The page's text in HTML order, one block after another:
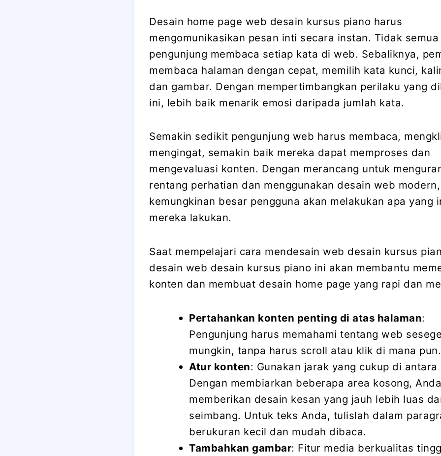
Desain home page web desain kursus piano harus
mengomunikasikan pesan inti secara instan. Tidak semua
pengunjung membaca setiap kata di web. Sebaliknya,
membaca halaman dengan cepat, memilih kata kunci,
dan gambar. Dengan mempertimbangkan perilaku yang
ini, lebih baik menarik emosi daripada jumlah kata.
Semakin sedikit pengunjung web harus membaca,
mengingat, semakin baik mereka dapat memproses dan
mengevaluasi konten. Dengan merancang untuk
rentang perhatian dan menggunakan desain web modern,
kemungkinan besar pengguna akan melakukan apa yang
mereka lakukan.
Saat mempelajari cara mendesain web desain kursus
desain web desain kursus piano ini akan membantu
konten dan membuat desain home page yang rapi dan
Pertahankan konten penting di atas halaman:
Pengunjung harus memahami tentang web
mungkin, tanpa harus scroll atau klik di mana pun.
Atur konten: Gunakan jarak yang cukup di antara
Dengan membiarkan beberapa area kosong,
memberikan desain kesan yang jauh lebih luas
seimbang. Untuk teks Anda, tulislah dalam
berukuran kecil dan mudah dibaca.
Tambahkan gambar: Fitur media berkualitas